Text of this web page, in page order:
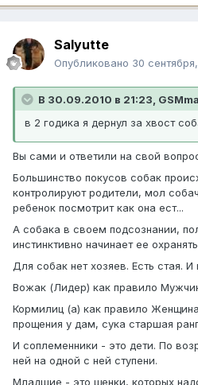
Salyutte
Опубликовано 30
В 30.09.2010 в 21:23,
в 2 годика я дернул за хвост
Вы сами и ответили на свой
Большинство покусов собак
контролируют родители, мол
ребенок посмотрит как она ест...
А собака в своем подсознании,
инстинктивно начинает ее
Для собак нет хозяев. Есть стая. И
Вожак (Лидер) как правило
Кормилиц (а) как правило
прощения у дам, сука старшая
И соплеменники - это дети. По
ней на одной с ней ступени.
Младшие - это щенки, которых